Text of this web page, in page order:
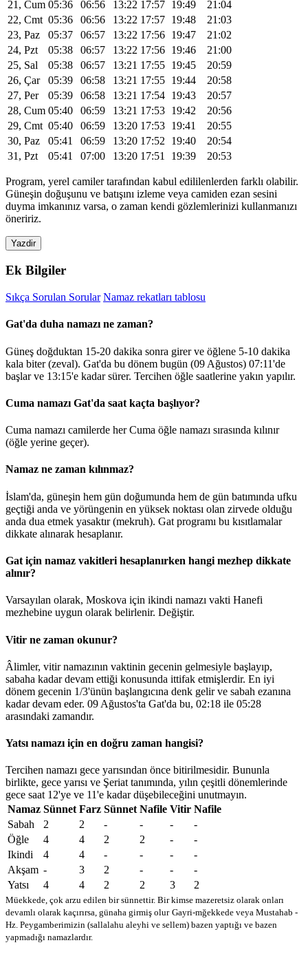
21, Cum 05:36 06:56 13:22 17:57 19:49
21:04
22, Cmt 05:36 06:56 13:22 17:57 19:48
21:03
23, Paz
05:37 06:57 13:22 17:56 19:47
21:02
24, Pzt
05:38 06:57 13:22 17:56 19:46
21:00
25, Sal
05:38 06:57 13:21 17:55 19:45
20:59
26, Çar
05:39 06:58 13:21 17:55 19:44
20:58
27, Per
05:39 06:58 13:21 17:54 19:43
20:57
28, Cum 05:40 06:59 13:21 17:53 19:42
20:56
29, Cmt 05:40 06:59 13:20 17:53 19:41
20:55
30, Paz
05:41 06:59 13:20 17:52 19:40
20:54
31, Pzt
05:41 07:00 13:20 17:51 19:39 20:53
Program, yerel camiler tarafından kabul edililenlerden farklı olabilir.
Güneşin doğuşunu ve batışını izleme veya camiden ezan sesini
duyma imkanınız varsa, o zaman kendi gözlemlerinizi kullanmanızı
öneririz.
Yazdir
Ek Bilgiler
Sıkça Sorulan Sorular Namaz rekatları tablosu
Gat'da duha namazı ne zaman?
Güneş doğduktan 15-20 dakika sonra girer ve öğlene 5-10 dakika
kala biter (zeval). Gat'da bu dönem bugün (09 Ağustos) 07:11'de
başlar ve 13:15'e kadar sürer. Tercihen öğle saatlerine yakın yapılır.
Cuma namazı Gat'da saat kaçta başlıyor?
Cuma namazı camilerde her Cuma öğle namazı sırasında kılınır
(öğle yerine geçer).
Namaz ne zaman kılınmaz?
İslam'da, güneşin hem gün doğumunda hem de gün batımında ufku
geçtiği anda ve yörüngenin en yüksek noktası olan zirvede olduğu
anda dua etmek yasaktır (mekruh). Gat programı bu kısıtlamalar
dikkate alınarak hesaplanır.
Gat için namaz vakitleri hesaplanırken hangi mezhep dikkate
alınır?
Varsayılan olarak, Moskova için ikindi namazı vakti Hanefi
mezhebine uygun olarak belirlenir. Değiştir.
Vitir ne zaman okunur?
Âlimler, vitir namazının vaktinin gecenin gelmesiyle başlayıp,
sabaha kadar devam ettiği konusunda ittifak etmişlerdir. En iyi
dönem gecenin 1/3'ünün başlangıcına denk gelir ve sabah ezanına
kadar devam eder. 09 Ağustos'ta Gat'da bu, 02:18 ile 05:28
arasındaki zamandır.
Yatsı namazı için en doğru zaman hangisi?
Tercihen namazı gece yarısından önce bitirilmesidir. Bununla
birlikte, gece yarısı ve Şeriat tanımında, yılın çeşitli dönemlerinde
gece saat 12'ye ve 11'e kadar düşebileceğini unutmayın.
Namaz Sünnet Farz Sünnet Nafile Vitir Nafile
Sabah
2 2 - - -
-
Öğle
4 4 2 2 -
-
Ikindi
4 4 - - -
-
Akşam - 3 2 - -
-
Yatsı
4 4 2 2 3 2
Müekkede, çok arzu edilen bir sünnettir. Bir kimse mazeretsiz olarak onları
devamlı olarak kaçırırsa, günaha girmiş olur Gayri-mğekkede veya Mustahab -
Hz. Peygamberimizin (sallalahu aleyhi ve sellem) bazen yaptığı ve bazen
yapmadığı namazlardır.